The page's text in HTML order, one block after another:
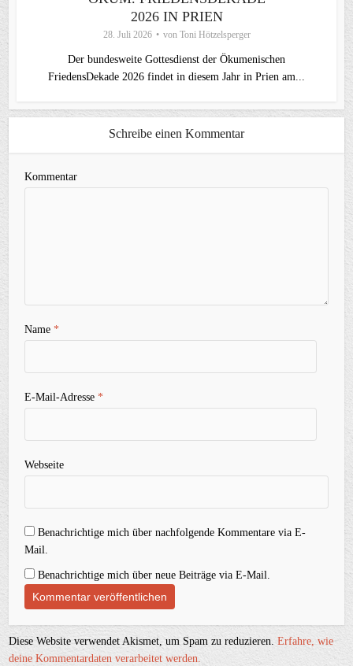
2026 IN PRIEN
28. Juli 2026 von Toni Hötzelsperger
Der bundesweite Gottesdienst der Ökumenischen
FriedensDekade 2026 findet in diesem Jahr in Prien am...
Schreibe einen Kommentar
Kommentar
Name*
E-Mail-Adresse*
Webseite
Benachrichtige mich über nachfolgende Kommentare via E-
Mail.
Benachrichtige mich über neue Beiträge via E-Mail.
Diese Website verwendet Akismet, um Spam zu reduzieren.Erfahre, wie
deine Kommentardaten verarbeitet werden.